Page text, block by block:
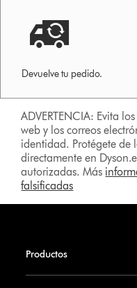
Devuelve tu pedido.
ADVERTENCIA: Evita
web y los correos
identidad. Protégete de
directamente en
autorizadas. Más
falsificadas
Productos